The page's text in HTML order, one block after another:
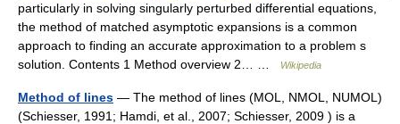
particularly in solving singularly perturbed differential equations,
the method of matched asymptotic expansions is a common
approach to finding an accurate approximation to a problem s
solution. Contents 1 Method overview 2… …
Wikipedia
Method of lines — The method of lines (MOL, NMOL, NUMOL)
(Schiesser, 1991; Hamdi, et al., 2007; Schiesser, 2009 ) is a